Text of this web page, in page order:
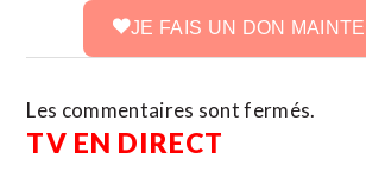
JE FAIS UN DON
Les commentaires sont fermés.
TV EN DIRECT